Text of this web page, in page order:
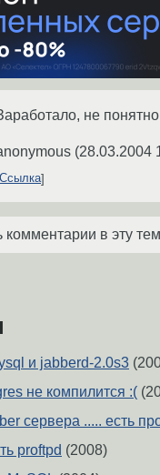
не
(28.03.2004
Ссылка
в эту
и jabberd-2.0s3
не компилится :(
сервера ..... есть
proftpd (2008)